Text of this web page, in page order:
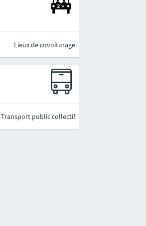
Lieux de covoiturage
Transport public collectif